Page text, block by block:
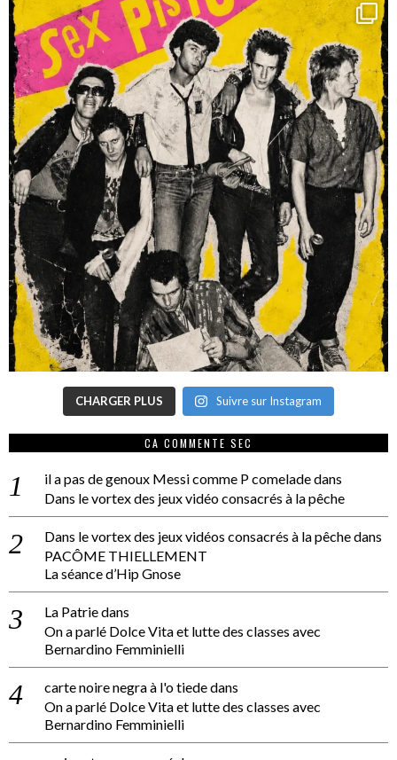
CHARGER PLUS Suivre sur Instagram
CA COMMENTE SEC
il a pas de genoux Messi comme P comeladedans
Dans le vortex des jeux vidéo consacrés à la pêche
Dans le vortex des jeux vidéos consacrés à la pêchedans
PACÔME THIELLEMENT
La séance d’Hip Gnose
La Patriedans
On a parlé Dolce Vita et lutte des classes avec
Bernardino Femminielli
carte noire negra à l'o tiededans
On a parlé Dolce Vita et lutte des classes avec
Bernardino Femminielli